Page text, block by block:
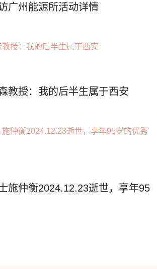
广州能源所活动详情
教授：我的后半生属于西安
施仲衡2024.12.23逝世，享年95